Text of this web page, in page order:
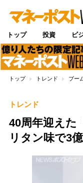
トップ 投資 ビ
トップ トレンド ブー
トレンド
40周年迎え
リタン味で3